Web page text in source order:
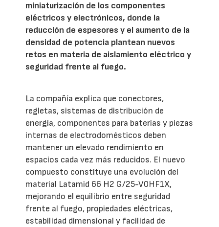
miniaturización de los componentes
eléctricos y electrónicos, donde la
reducción de espesores y el aumento de la
densidad de potencia plantean nuevos
retos en materia de aislamiento eléctrico y
seguridad frente al fuego.
La compañía explica que conectores,
regletas, sistemas de distribución de
energía, componentes para baterías y piezas
internas de electrodomésticos deben
mantener un elevado rendimiento en
espacios cada vez más reducidos. El nuevo
compuesto constituye una evolución del
material Latamid 66 H2 G/25-V0HF1X,
mejorando el equilibrio entre seguridad
frente al fuego, propiedades eléctricas,
estabilidad dimensional y facilidad de